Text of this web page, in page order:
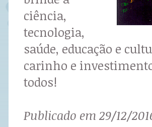
ciência,
tecnologia,
saúde, educação e
carinho e
todos!
Publicado em 29/12/